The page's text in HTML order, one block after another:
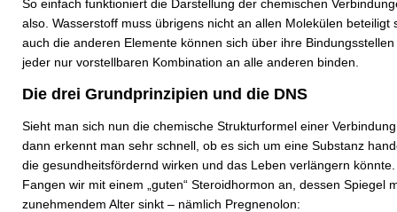
So einfach funktioniert die Darstellung der chemischen
also. Wasserstoff muss übrigens nicht an allen Molekülen beteiligt
auch die anderen Elemente können sich über ihre Bindungsstellen
jeder nur vorstellbaren Kombination an alle anderen binden.
Die drei Grundprinzipien und die DNS
Sieht man sich nun die chemische Strukturformel einer
dann erkennt man sehr schnell, ob es sich um eine Substanz
die gesundheitsfördernd wirken und das Leben verlängern könnte.
Fangen wir mit einem „guten“ Steroidhormon an, dessen Spiegel
zunehmendem Alter sinkt – nämlich Pregnenolon: